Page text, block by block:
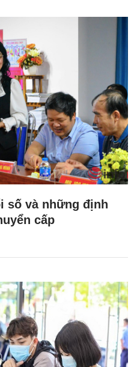
số và những định
cấp